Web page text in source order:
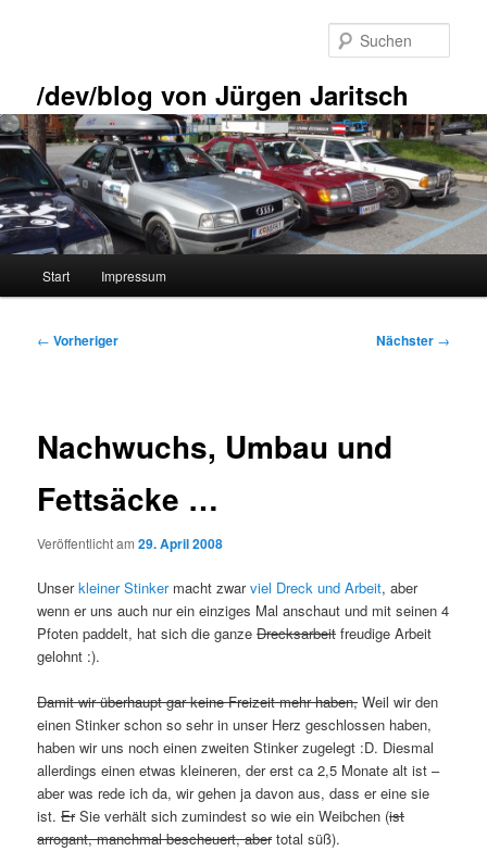
/dev/blog von Jürgen Jaritsch
Start Impressum
Beitragsnavigation
← Vorheriger Nächster →
Nachwuchs, Umbau und
Fettsäcke …
Veröffentlicht am29. April 2008
Unserkleiner Stinkermacht zwarviel Dreck und Arbeit, aber
wenn er uns auch nur ein einziges Mal anschaut und mit seinen 4
Pfoten paddelt, hat sich die ganzeDrecksarbeit freudige Arbeit
gelohnt :).
Damit wir überhaupt gar keine Freizeit mehr haben, Weil wir den
einen Stinker schon so sehr in unser Herz geschlossen haben,
haben wir uns noch einen zweiten Stinker zugelegt :D. Diesmal
allerdings einen etwas kleineren, der erst ca 2,5 Monate alt ist –
aber was rede ich da, wir gehen ja davon aus, dass er eine sie
ist.ErSie verhält sich zumindest so wie ein Weibchen (ist
arrogant, manchmal bescheuert, abertotal süß).